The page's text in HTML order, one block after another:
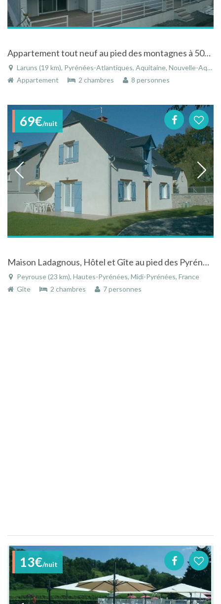
Appartement tout neuf au pied des montagnes à 500 m du centre ville à Laruns
Laruns (19 km), Pyrénées-Atlantiques, Aquitaine, Nouvelle-Aquitaine, France
Appartement
2 chambres 8 personnes
69€/nuit
Maison Ladagnous, Hôtel et Gîte au pied des Pyrénées, à 5kms de Lourdes
Peyrouse (23 km), Hautes-Pyrénées, Midi-Pyrénées, France
Gîte
2 chambres 7 personnes
13€/nuit